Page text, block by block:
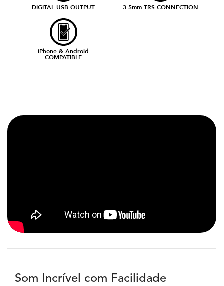
DIGITAL USB OUTPUT 3.5mm TRS CONNECTION
iPhone & Android
COMPATIBLE
Som Incrível com Facilidade